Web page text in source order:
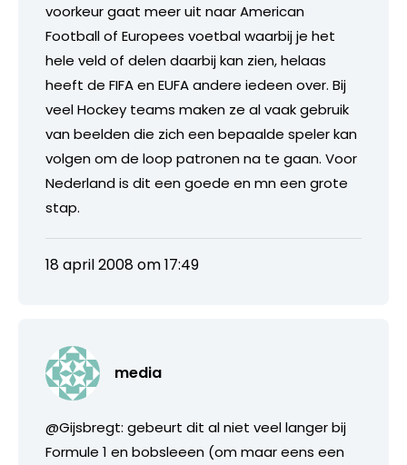
voorkeur gaat meer uit naar American
Football of Europees voetbal waarbij je het
hele veld of delen daarbij kan zien, helaas
heeft de FIFA en EUFA andere iedeen over. Bij
veel Hockey teams maken ze al vaak gebruik
van beelden die zich een bepaalde speler kan
volgen om de loop patronen na te gaan. Voor
Nederland is dit een goede en mn een grote
stap.
18 april 2008 om 17:49
media
@Gijsbregt: gebeurt dit al niet veel langer bij
Formule 1 en bobsleeen (om maar eens een